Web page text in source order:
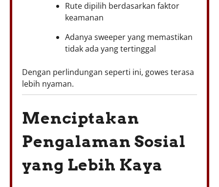
Rute dipilih berdasarkan faktor
keamanan
Adanya sweeper yang memastikan
tidak ada yang tertinggal
Dengan perlindungan seperti ini, gowes terasa
lebih nyaman.
Menciptakan
Pengalaman Sosial
yang Lebih Kaya